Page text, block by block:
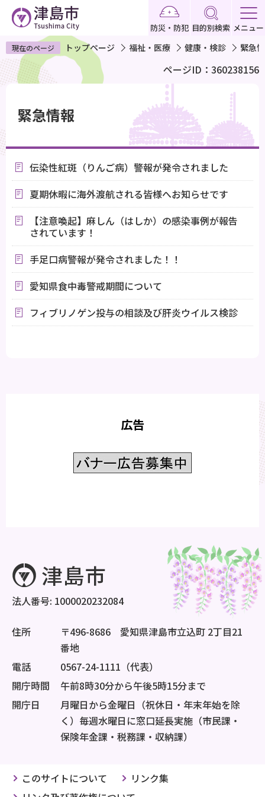
ペ
ー
ジ
で
す
防災・防犯 目的別検索 メニュー
現在のページ トップページ 福祉・医療 健康・検診 緊急
ページID：360238156
緊急情報
伝染性紅斑（りんご病）警報が発令されました
夏期休暇に海外渡航される皆様へお知らせです
【注意喚起】麻しん（はしか）の感染事例が報告
されています！
手足口病警報が発令されました！！
愛知県食中毒警戒期間について
フィブリノゲン投与の相談及び肝炎ウイルス検診
広告
法人番号: 1000020232084
住所
〒496-8686 愛知県津島市立込町 2丁目21
番地
電話
0567-24-1111（代表）
開庁時間
午前8時30分から午後5時15分まで
開庁日
月曜日から金曜日（祝休日・年末年始を除
く）毎週水曜日に窓口延長実施（市民課・
保険年金課・税務課・収納課）
このサイトについて
リンク集